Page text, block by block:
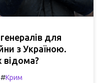
для
з Україною.
відома?
#Крим